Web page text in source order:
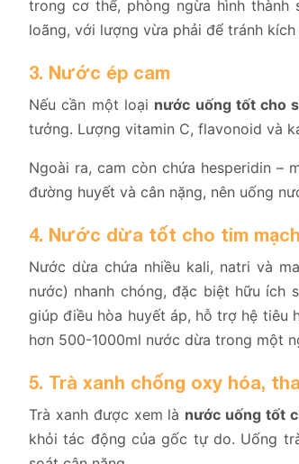
trong cơ thể, phòng ngừa hình thành
loãng, với lượng vừa phải để tránh kích
3. Nước ép cam
Nếu cần một loại nước uống tốt cho
tưởng. Lượng vitamin C, flavonoid và
Ngoài ra, cam còn chứa hesperidin –
đường huyết và cân nặng, nên uống
4. Nước dừa tốt cho tim mạch
Nước dừa chứa nhiều kali, natri và
nước) nhanh chóng, đặc biệt hữu ích
giúp điều hòa huyết áp, hỗ trợ hệ tiêu
hơn 500-1000ml nước dừa trong một
5. Trà xanh chống oxy hóa,
Trà xanh được xem là nước uống tốt
khỏi tác động của gốc tự do. Uống